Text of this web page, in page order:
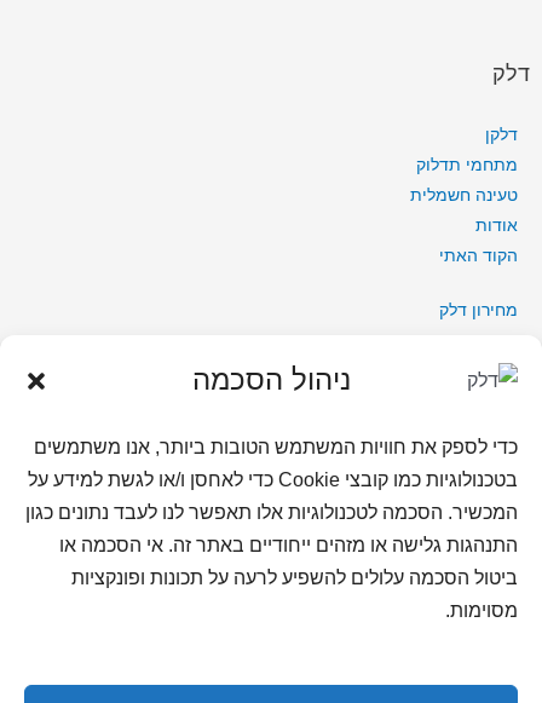
ניהול הסכמה
כדי לספק את חוויות המשתמש הטובות ביותר, אנו משתמשים
בטכנולוגיות כמו קובצי Cookie כדי לאחסן ו/או לגשת למידע על
המכשיר. הסכמה לטכנולוגיות אלו תאפשר לנו לעבד נתונים כגון
התנהגות גלישה או מזהים ייחודיים באתר זה. אי הסכמה או
ביטול הסכמה עלולים להשפיע לרעה על תכונות ופונקציות
מסוימות.
דלק
דלקן
מתחמי תדלוק
טעינה חשמלית
אודות
הקוד האתי
מחירון דלק
תקנון הגרלה דצמבר 2025
מדיניות פרטיות
מדיניות פרטיות מועדון לקוחות
מדיניות פרטיות למועמדים לעבודה
שאלות ותשובות
צור קשר